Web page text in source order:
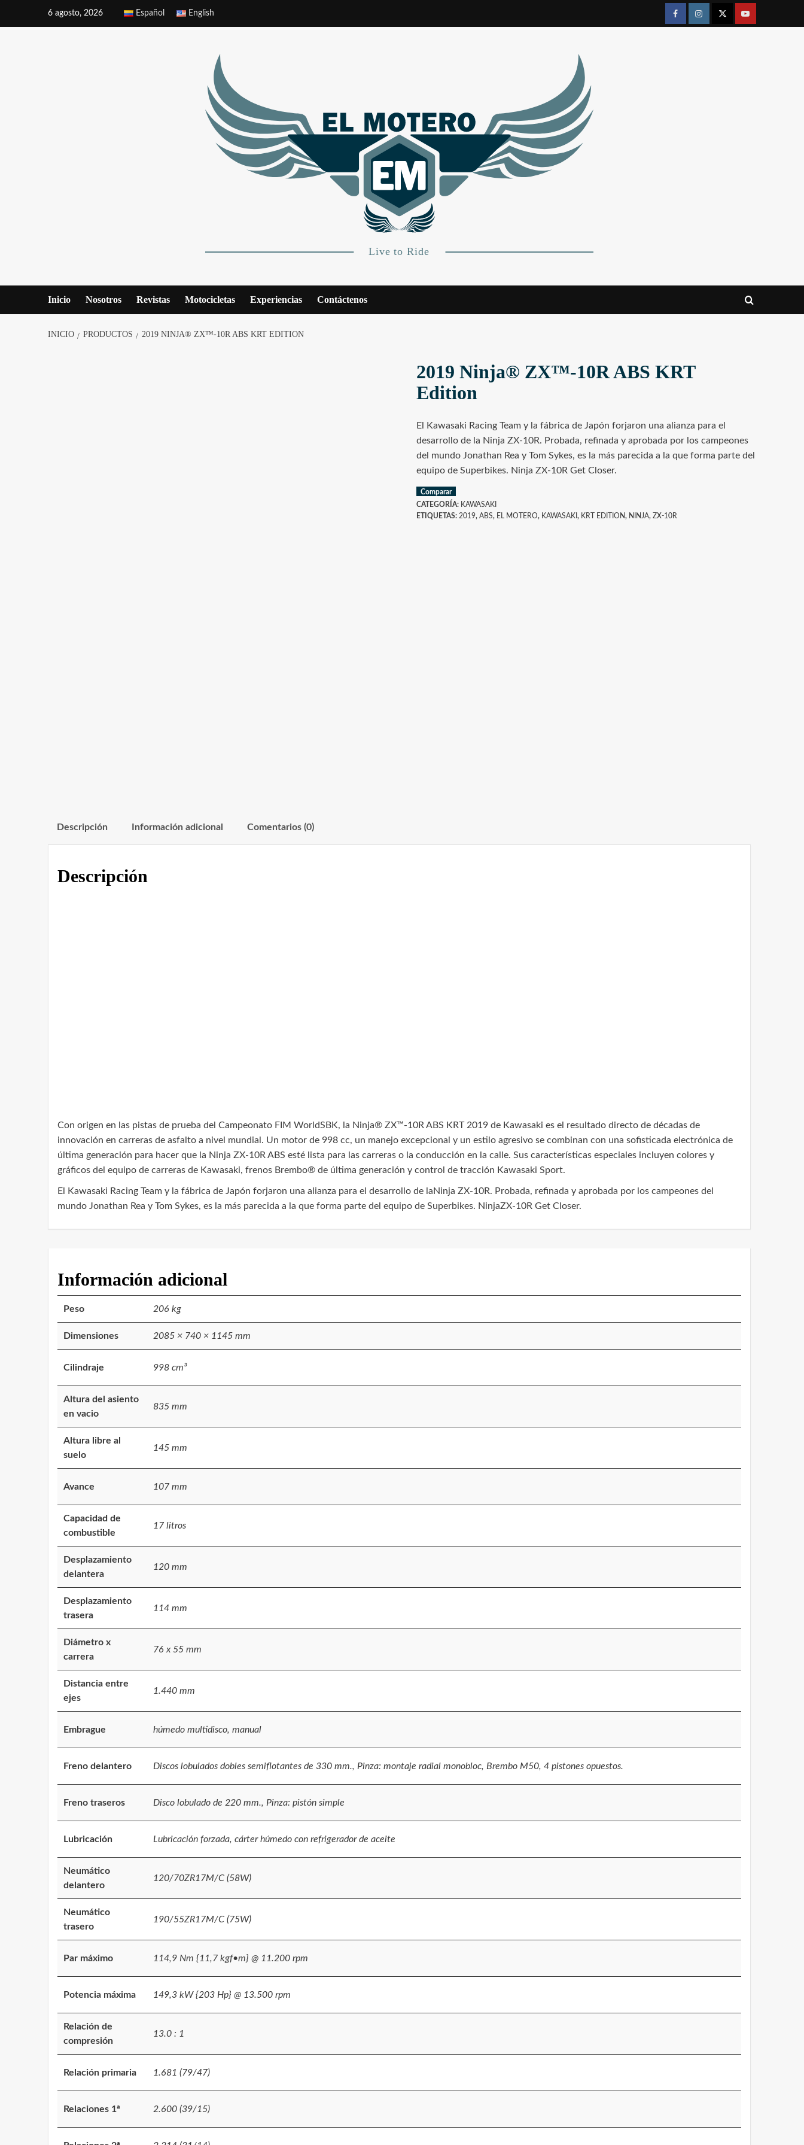
6 agosto, 2026 Español English
Inicio Nosotros Revistas Motocicletas Experiencias Contáctenos
INICIO PRODUCTOS 2019 NINJA® ZX™-10R ABS KRT EDITION
2019 Ninja® ZX™-10R ABS KRT
Edition
El Kawasaki Racing Team y la fábrica de Japón forjaron una alianza para el
desarrollo de la Ninja ZX-10R. Probada, refinada y aprobada por los campeones
del mundo Jonathan Rea y Tom Sykes, es la más parecida a la que forma parte del
equipo de Superbikes. Ninja ZX-10R Get Closer.
Comparar
CATEGORÍA: KAWASAKI
ETIQUETAS: 2019, ABS, EL MOTERO, KAWASAKI , KRT EDITION, NINJA, ZX-10R
Descripción Información adicional Comentarios (0)
Descripción
Con origen en las pistas de prueba del Campeonato FIM WorldSBK, la Ninja® ZX™-10R ABS KRT 2019 de Kawasaki es el resultado directo de décadas de
innovación en carreras de asfalto a nivel mundial. Un motor de 998 cc, un manejo excepcional y un estilo agresivo se combinan con una sofisticada electrónica de
última generación para hacer que la Ninja ZX-10R ABS esté lista para las carreras o la conducción en la calle. Sus características especiales incluyen colores y
gráficos del equipo de carreras de Kawasaki, frenos Brembo® de última generación y control de tracción Kawasaki Sport.
El Kawasaki Racing Team y la fábrica de Japón forjaron una alianza para el desarrollo de laNinja ZX-10R. Probada, refinada y aprobada por los campeones del
mundo Jonathan Rea y Tom Sykes, es la más parecida a la que forma parte del equipo de Superbikes. NinjaZX-10R Get Closer.
Información adicional
Peso 206 kg
Dimensiones 2085 × 740 × 1145 mm
Cilindraje 998 cm³
Altura del asiento
en vacio
835 mm
Altura libre al
suelo
145 mm
Avance 107 mm
Capacidad de
combustible
17 litros
Desplazamiento
delantera
120 mm
Desplazamiento
trasera
114 mm
Diámetro x
carrera
76 x 55 mm
Distancia entre
ejes
1.440 mm
Embrague húmedo multidisco, manual
Freno delantero Discos lobulados dobles semiflotantes de 330 mm., Pinza: montaje radial monobloc, Brembo M50, 4 pistones opuestos.
Freno traseros Disco lobulado de 220 mm., Pinza: pistón simple
Lubricación Lubricación forzada, cárter húmedo con refrigerador de aceite
Neumático
delantero
120/70ZR17M/C (58W)
Neumático
trasero
190/55ZR17M/C (75W)
Par máximo 114,9 Nm {11,7 kgf•m} @ 11.200 rpm
Potencia máxima 149,3 kW {203 Hp} @ 13.500 rpm
Relación de
compresión
13.0 : 1
Relación primaria 1.681 (79/47)
Relaciones 1ª 2.600 (39/15)